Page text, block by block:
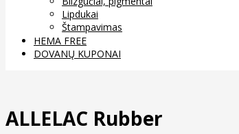
Lipdukai
Štampavimas
HEMA FREE
DOVANŲ KUPONAI
ALLELAC Rubber